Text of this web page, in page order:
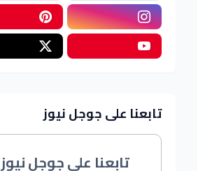
تابعنا على جوجل نيوز
تابعنا على جوجل نيوز